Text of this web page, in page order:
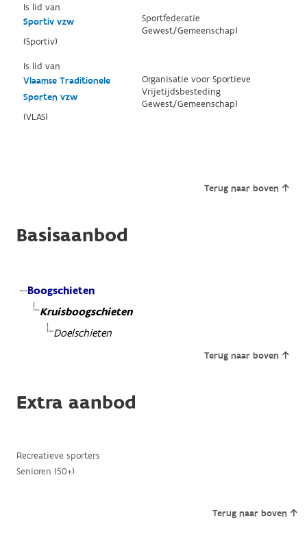
Is lid van
Sportiv vzw
(Sportiv)
Sportfederatie
Gewest/Gemeenschap)
Is lid van
Vlaamse Traditionele
Sporten vzw
(VLAS)
Organisatie voor Sportieve
Vrijetijdsbesteding
Gewest/Gemeenschap)
Terug naar boven
Basisaanbod
Boogschieten
Kruisboogschieten
Doelschieten
Terug naar boven
Extra aanbod
Recreatieve sporters
Senioren (50+)
Terug naar boven